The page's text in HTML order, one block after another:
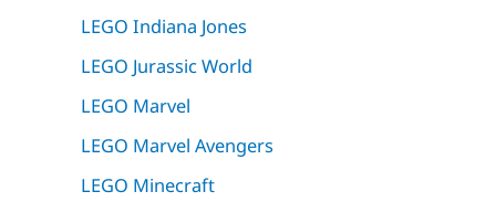
LEGO Indiana Jones
LEGO Jurassic World
LEGO Marvel
LEGO Marvel Avengers
LEGO Minecraft